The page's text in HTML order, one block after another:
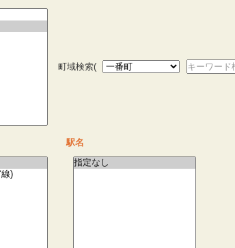
町域検索( キーワード
駅名